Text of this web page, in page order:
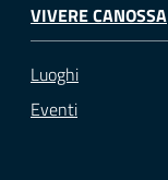
VIVERE CANOSSA
Luoghi
Eventi